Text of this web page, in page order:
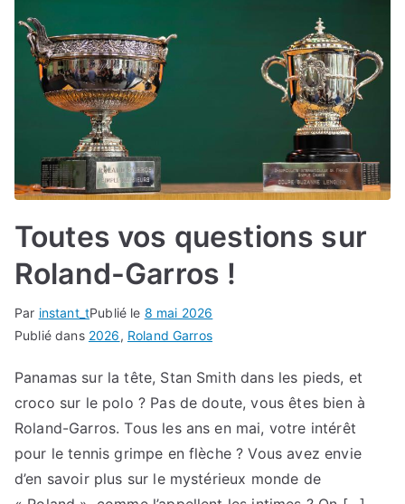
Toutes vos questions sur
Roland-Garros !
Par instant_tPublié le 8 mai 2026
Publié dans 2026, Roland Garros
Panamas sur la tête, Stan Smith dans les pieds, et
croco sur le polo ? Pas de doute, vous êtes bien à
Roland-Garros. Tous les ans en mai, votre intérêt
pour le tennis grimpe en flèche ? Vous avez envie
d’en savoir plus sur le mystérieux monde de